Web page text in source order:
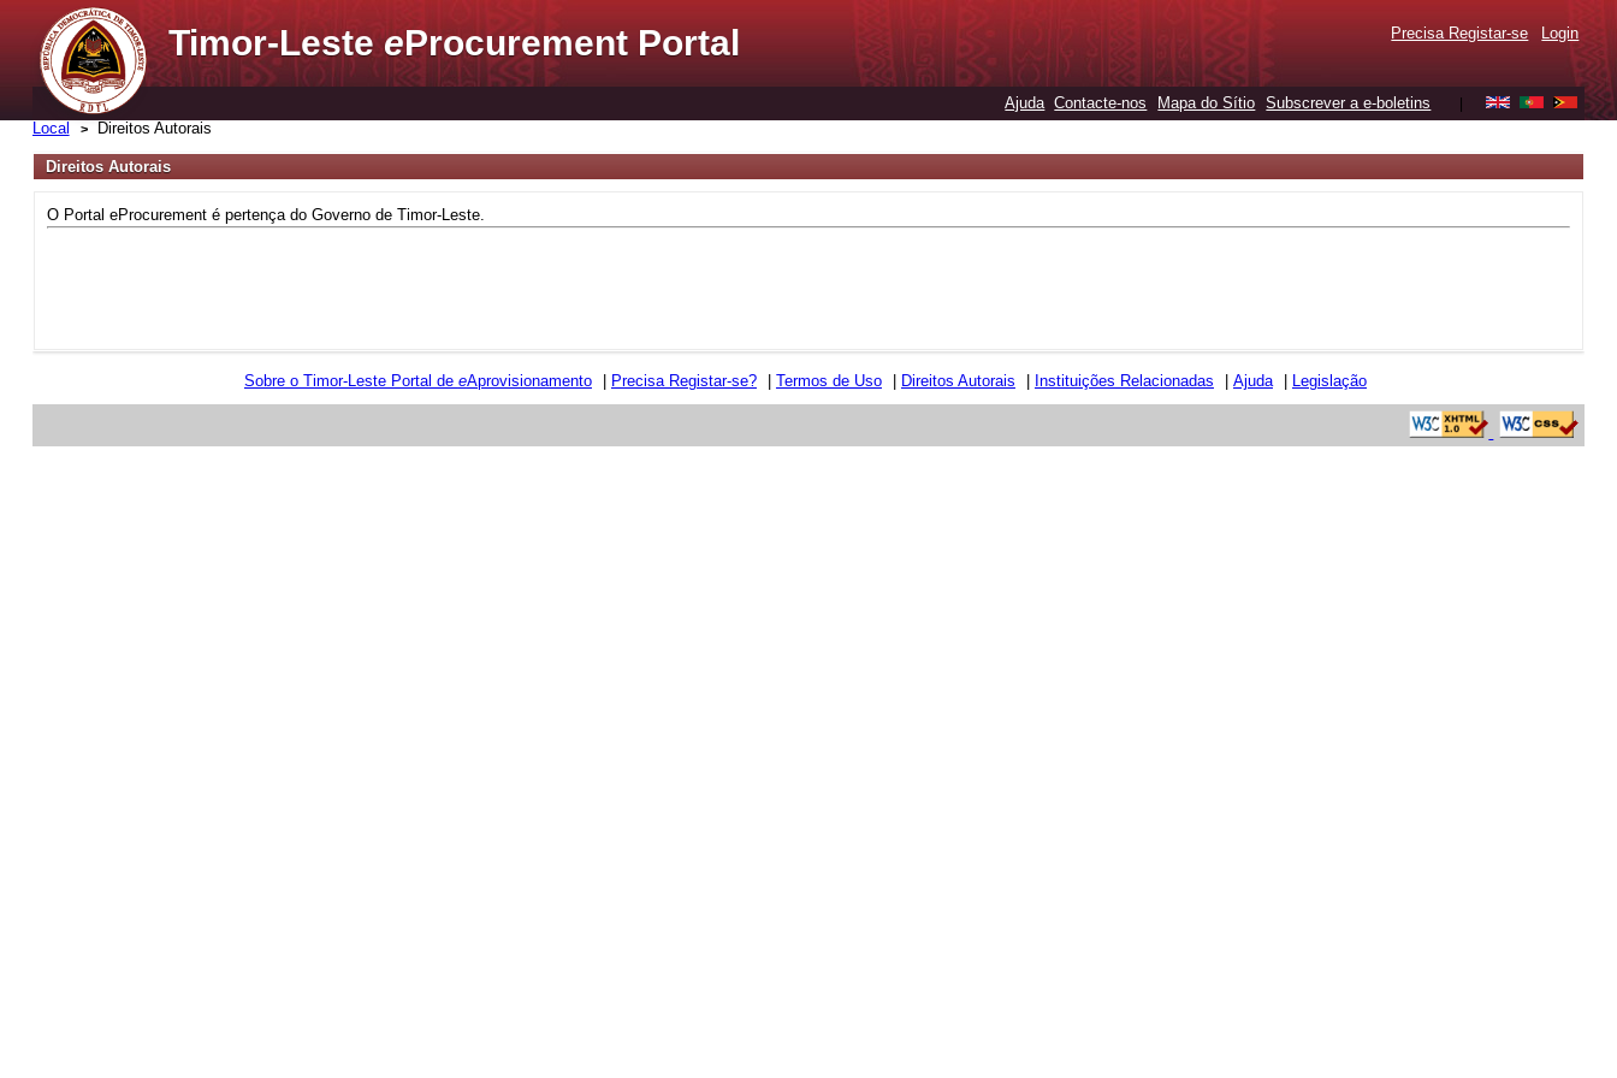
Timor-LesteeProcurement Portal Precisa Registar-se Login
Ajuda Contacte-nos Mapa do Sítio Subscrever a e-boletins
Local Direitos Autorais
Direitos Autorais
O Portal eProcurement é pertença do Governo de Timor-Leste.
Sobre o Timor-Leste Portal de eAprovisionamento Precisa Registar-se? Termos de Uso Direitos Autorais Instituições Relacionadas Ajuda Legislação